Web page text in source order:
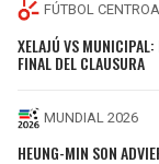
FÚTBOL
XELAJÚ VS
FINAL DEL CLAUSURA
MUNDIAL 2026
HEUNG-MIN SON